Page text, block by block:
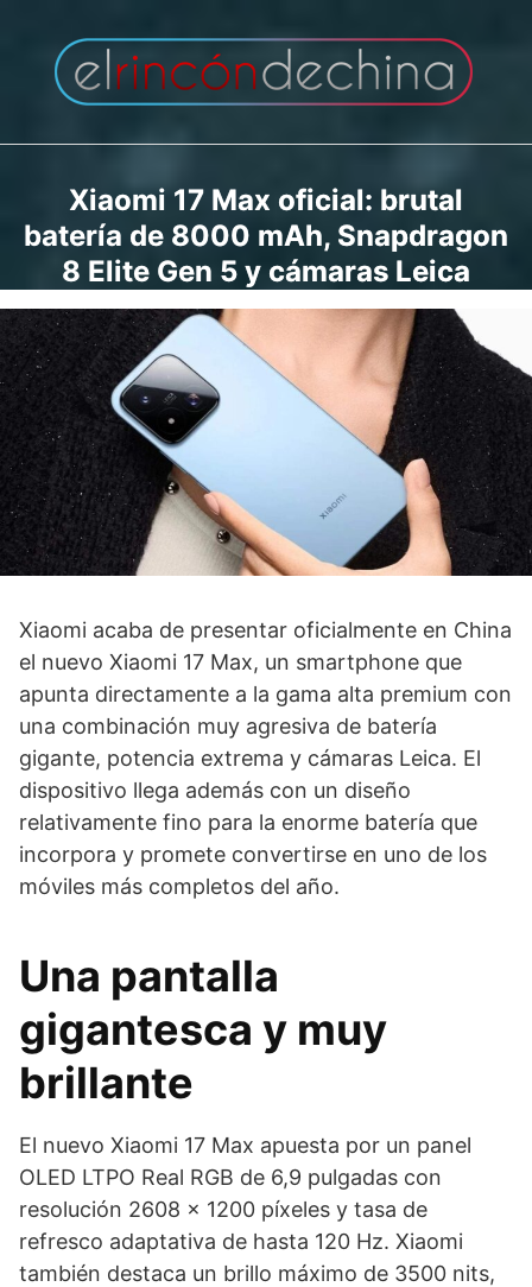
contenido
Xiaomi 17 Max oficial: brutal
batería de 8000 mAh, Snapdragon
8 Elite Gen 5 y cámaras Leica
Xiaomi acaba de presentar oficialmente en China
el nuevo Xiaomi 17 Max, un smartphone que
apunta directamente a la gama alta premium con
una combinación muy agresiva de batería
gigante, potencia extrema y cámaras Leica. El
dispositivo llega además con un diseño
relativamente fino para la enorme batería que
incorpora y promete convertirse en uno de los
móviles más completos del año.
Una pantalla
gigantesca y muy
brillante
El nuevo Xiaomi 17 Max apuesta por un panel
OLED LTPO Real RGB de 6,9 pulgadas con
resolución 2608 x 1200 píxeles y tasa de
refresco adaptativa de hasta 120 Hz. Xiaomi
también destaca un brillo máximo de 3500 nits,